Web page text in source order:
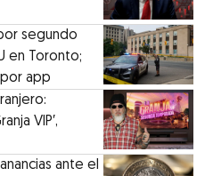
segundo
en Toronto;
app
VIP′,
ante el